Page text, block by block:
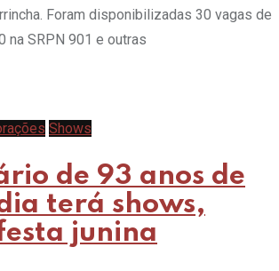
Foram disponibilizadas 30 vagas de
na SRPN 901 e outras
Shows
de 93 anos de
terá shows,
junina